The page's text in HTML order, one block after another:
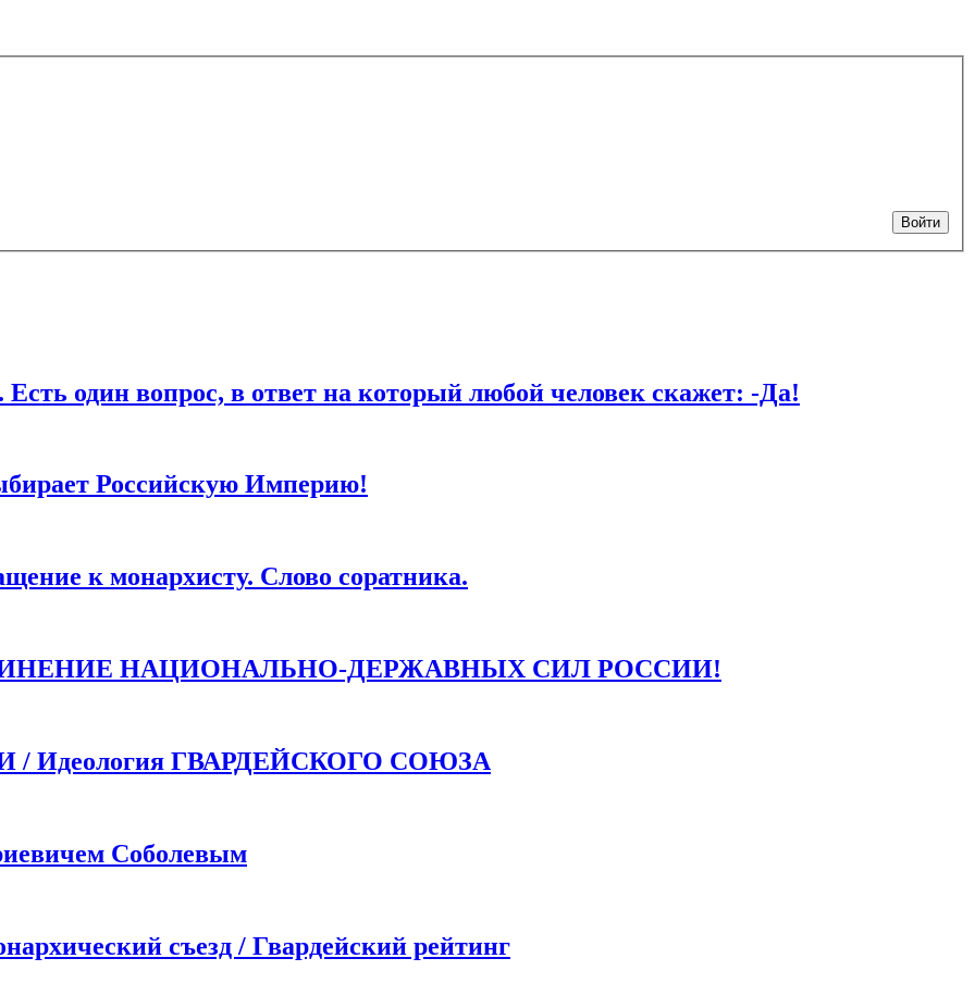
моих комментариев.
Войти
вопрос, в ответ на который любой человек скажет: -Да!
Российскую Империю!
к монархисту. Слово соратника.
НАЦИОНАЛЬНО-ДЕРЖАВНЫХ СИЛ РОССИИ!
ГВАРДЕЙСКОГО СОЮЗА
Соболевым
съезд / Гвардейский рейтинг